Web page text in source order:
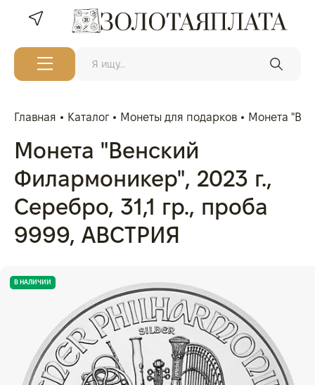
Главная Каталог Монеты для подарков Монета
Монета "Венский
Филармоникер", 2023 г.,
Серебро, 31,1 гр., проба
9999, АВСТРИЯ
В НАЛИЧИИ